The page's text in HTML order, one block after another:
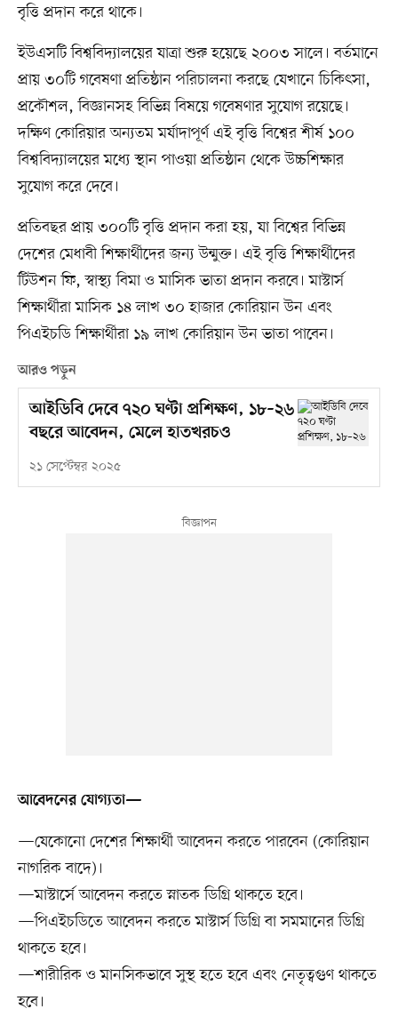
বৃত্তি প্রদান করে থাকে।
ইউএসটি বিশ্ববিদ্যালয়ের যাত্রা শুরু হয়েছে ২০০৩ সালে। বর্তমানে
প্রায় ৩০টি গবেষণা প্রতিষ্ঠান পরিচালনা করছে যেখানে চিকিৎসা,
প্রকৌশল, বিজ্ঞানসহ বিভিন্ন বিষয়ে গবেষণার সুযোগ রয়েছে।
দক্ষিণ কোরিয়ার অন্যতম মর্যাদাপূর্ণ এই বৃত্তি বিশ্বের শীর্ষ ১০০
বিশ্ববিদ্যালয়ের মধ্যে স্থান পাওয়া প্রতিষ্ঠান থেকে উচ্চশিক্ষার
সুযোগ করে দেবে।
প্রতিবছর প্রায় ৩০০টি বৃত্তি প্রদান করা হয়, যা বিশ্বের বিভিন্ন
দেশের মেধাবী শিক্ষার্থীদের জন্য উন্মুক্ত। এই বৃত্তি শিক্ষার্থীদের
টিউশন ফি, স্বাস্থ্য বিমা ও মাসিক ভাতা প্রদান করবে। মাস্টার্স
শিক্ষার্থীরা মাসিক ১৪ লাখ ৩০ হাজার কোরিয়ান উন এবং
পিএইচডি শিক্ষার্থীরা ১৯ লাখ কোরিয়ান উন ভাতা পাবেন।
আরও পড়ুন
আইডিবি দেবে ৭২০ ঘণ্টা প্রশিক্ষণ, ১৮–২৬
বছরে আবেদন, মেলে হাতখরচও
২১ সেপ্টেম্বর ২০২৫
আবেদনের যোগ্যতা—
—যেকোনো দেশের শিক্ষার্থী আবেদন করতে পারবেন (কোরিয়ান
নাগরিক বাদে)।
—মাস্টার্সে আবেদন করতে স্নাতক ডিগ্রি থাকতে হবে।
—পিএইচডিতে আবেদন করতে মাস্টার্স ডিগ্রি বা সমমানের ডিগ্রি
থাকতে হবে।
—শারীরিক ও মানসিকভাবে সুস্থ হতে হবে এবং নেতৃত্বগুণ থাকতে
হবে।